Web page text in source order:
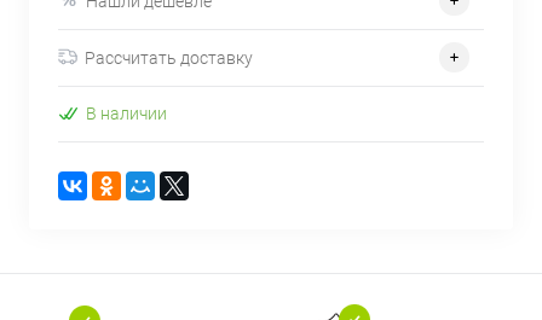
Рассчитать доставку
В наличии